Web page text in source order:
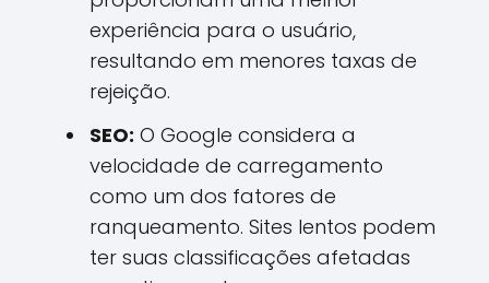
experiência para o usuário,
resultando em menores taxas de
rejeição.
SEO: O Google considera a
velocidade de carregamento
como um dos fatores de
ranqueamento. Sites lentos podem
ter suas classificações afetadas